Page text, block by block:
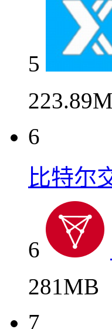
5
6
比特尔
6
281MB
7